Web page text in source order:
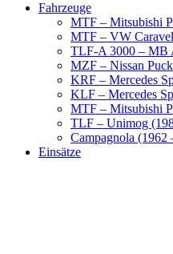
Fahrzeuge
MTF – Mitsubishi
MTF – VW
TLF-A 3000 – MB
MZF – Nissan
KRF – Mercedes
KLF – Mercedes
MTF – Mitsubishi
TLF – Unimog
Campagnola (1962
Einsätze